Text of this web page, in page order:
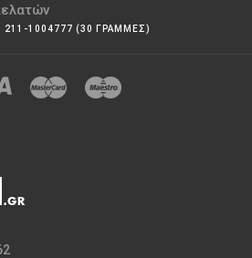
211-1004777 (30 ΓΡΑΜΜΕΣ)